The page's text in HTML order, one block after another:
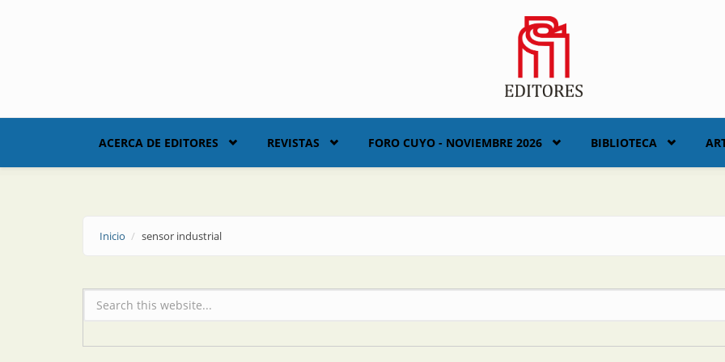
ACERCA DE EDITORES REVISTAS FORO CUYO - NOVIEMBRE 2026 BIBLIOTECA
Inicio sensor industrial
Formulario de búsqueda